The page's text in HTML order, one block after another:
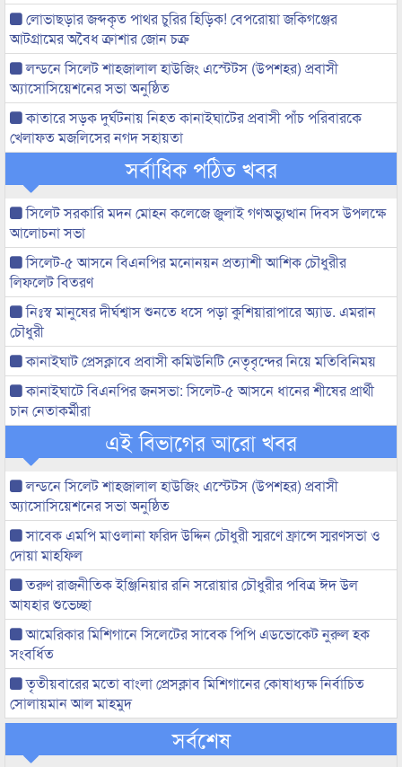
লোভাছড়ার জব্দকৃত পাথর চুরির হিড়িক! বেপরোয়া জকিগঞ্জের
আটগ্রামের অবৈধ ক্রাশার জোন চক্র
লন্ডনে সিলেট শাহজালাল হাউজিং এস্টেটস (উপশহর) প্রবাসী
অ্যাসোসিয়েশনের সভা অনুষ্ঠিত
কাতারে সড়ক দুর্ঘটনায় নিহত কানাইঘাটের প্রবাসী পাঁচ পরিবারকে
খেলাফত মজলিসের নগদ সহায়তা
সর্বাধিক পঠিত খবর
সিলেট সরকারি মদন মোহন কলেজে জুলাই গণঅভ্যুত্থান দিবস উপলক্ষে
আলোচনা সভা
সিলেট-৫ আসনে বিএনপির মনোনয়ন প্রত্যাশী আশিক চৌধুরীর
লিফলেট বিতরণ
নিঃস্ব মানুষের দীর্ঘশ্বাস শুনতে ধসে পড়া কুশিয়ারাপারে অ্যাড. এমরান
চৌধুরী
কানাইঘাট প্রেসক্লাবে প্রবাসী কমিউনিটি নেতৃবৃন্দের নিয়ে মতিবিনিময়
কানাইঘাটে বিএনপির জনসভা: সিলেট-৫ আসনে ধানের শীষের প্রার্থী
চান নেতাকর্মীরা
এই বিভাগের আরো খবর
লন্ডনে সিলেট শাহজালাল হাউজিং এস্টেটস (উপশহর) প্রবাসী
অ্যাসোসিয়েশনের সভা অনুষ্ঠিত
সাবেক এমপি মাওলানা ফরিদ উদ্দিন চৌধুরী স্মরণে ফ্রান্সে স্মরণসভা ও
দোয়া মাহফিল
তরুণ রাজনীতিক ইঞ্জিনিয়ার রনি সরোয়ার চৌধুরীর পবিত্র ঈদ উল
আযহার শুভেচ্ছা
আমেরিকার মিশিগানে সিলেটের সাবেক পিপি এডভোকেট নুরুল হক
সংবর্ধিত
তৃতীয়বারের মতো বাংলা প্রেসক্লাব মিশিগানের কোষাধ্যক্ষ নির্বাচিত
সোলায়মান আল মাহমুদ
সর্বশেষ